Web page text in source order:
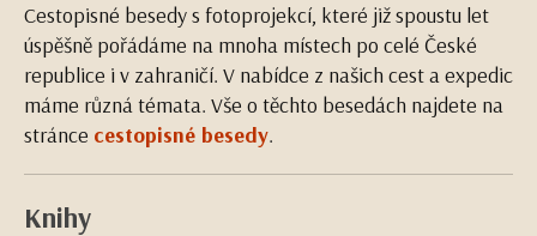
Cestopisné besedy s fotoprojekcí, které již spoustu let
úspěšně pořádáme na mnoha místech po celé České
republice i v zahraničí. V nabídce z našich cest a expedic
máme různá témata. Vše o těchto besedách najdete na
stránce cestopisné besedy.
Knihy